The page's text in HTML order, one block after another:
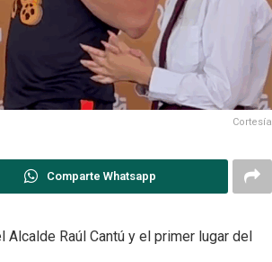
Cortesía
Comparte Whatsapp
Raúl Cantú y el primer lugar del